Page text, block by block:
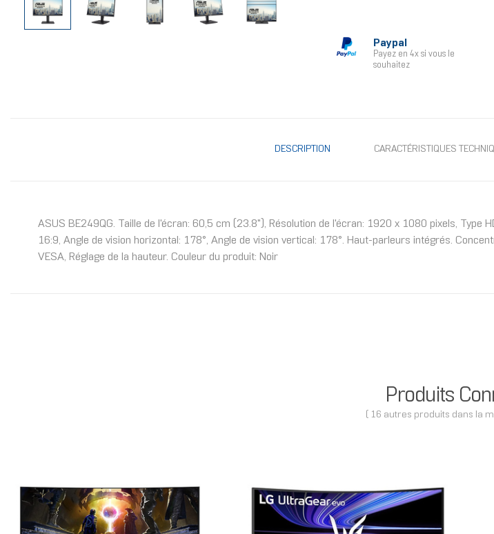
Paypal
Payez en 4x si vous le
souhaitez
DESCRIPTION CARACTÉRISTIQUES
ASUS BE249QG. Taille de l'écran: 60,5 cm (23.8"), Résolution de l'écran: 1920 x 1080 pixels, Type
16:9, Angle de vision horizontal: 178°, Angle de vision vertical: 178°. Haut-parleurs intégrés.
VESA, Réglage de la hauteur. Couleur du produit: Noir
Produits
( 16 autres produits dans la